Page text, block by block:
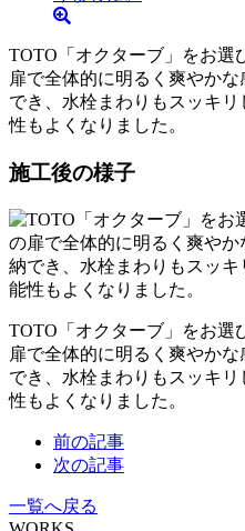
TOTO「オクターブ」をお選
扉で全体的に明るく爽やか
でき、水栓まわりもスッキ
性もよくなりました。
施工後の様子
TOTO「オクターブ」をお選
扉で全体的に明るく爽やか
でき、水栓まわりもスッキ
性もよくなりました。
前の記事
次の記事
一覧へ戻る